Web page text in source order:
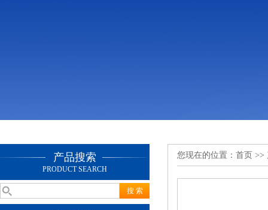
产品搜索
PRODUCT SEARCH
您现在的位置： 首页 >>